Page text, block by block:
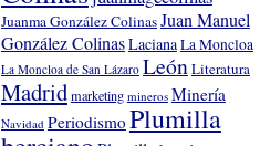
Juanma González ColinasJuan Manuel
González ColinasLacianaLa Moncloa
La Moncloa de San Lázaro LeónLiteratura
Madridmarketing mineros Minería
Navidad PeriodismoPlumilla